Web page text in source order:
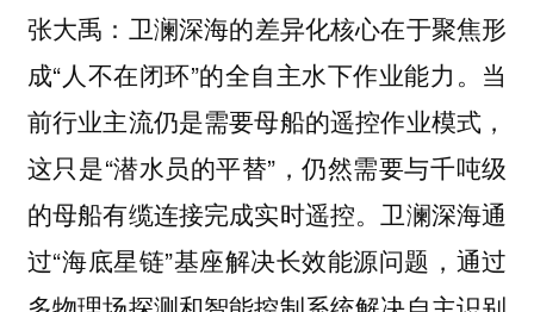
张大禹： 卫澜深海的差异化核心在于聚焦形
成“人不在闭环”的全自主水下作业能力。当
前行业主流仍是需要母船的遥控作业模式，
这只是“潜水员的平替”，仍然需要与千吨级
的母船有缆连接完成实时遥控。卫澜深海通
过“海底星链”基座解决长效能源问题，通过